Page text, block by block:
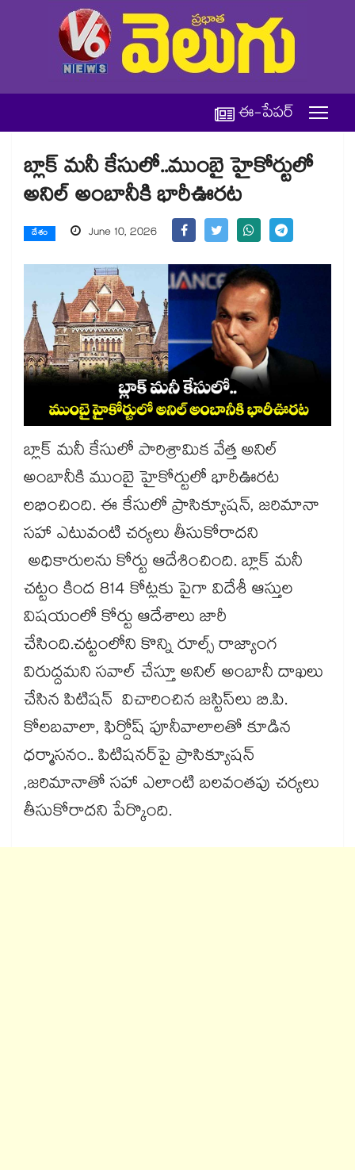
ఈ-పేపర్
బ్లాక్ మనీ కేసులో..ముంబై హైకోర్టులో
అనిల్ అంబానీకి భారీఊరట
దేశం June 10, 2026
బ్లాక్ మనీ కేసులో పారిశ్రామిక వేత్త అనిల్
అంబానీకి ముంబై హైకోర్టులో భారీఊరట
లభించింది. ఈ కేసులో ప్రాసిక్యూషన్, జరిమానా
సహా ఎటువంటి చర్యలు తీసుకోరాదని
అధికారులను కోర్టు ఆదేశించింది. బ్లాక్ మనీ
చట్టం కింద 814 కోట్లకు పైగా విదేశీ ఆస్తుల
విషయంలో కోర్టు ఆదేశాలు జారీ
చేసింది.చట్టంలోని కొన్ని రూల్స్ రాజ్యాంగ
విరుద్దమని సవాల్ చేస్తూ అనిల్ అంబానీ దాఖలు
చేసిన పిటిషన్ విచారించిన జస్టిస్‌లు బి.పి.
కోలబవాలా, ఫిర్దోష్ పూనీవాలాలతో కూడిన
ధర్మాసనం.. పిటిషనర్‌పై ప్రాసిక్యూషన్
,జరిమానాతో సహా ఎలాంటి బలవంతపు చర్యలు
తీసుకోరాదని పేర్కొంది.